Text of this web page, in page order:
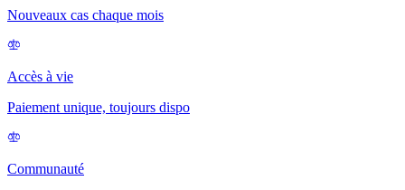
Nouveaux cas chaque mois
Accès à vie
Paiement unique, toujours dispo
Communauté